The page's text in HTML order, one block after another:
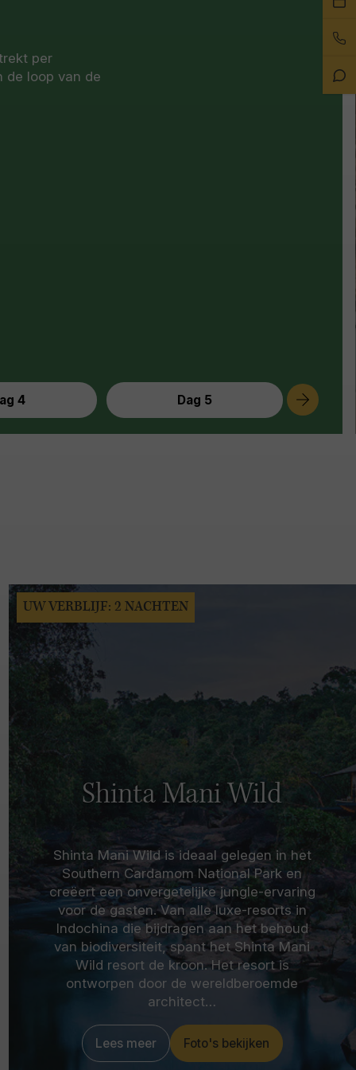
Bel
4 Dag 5
per
de loop van de
Shinta Mani Wild
Shinta Mani Wild is ideaal gelegen in het
Southern Cardamom National Park en
creëert een onvergetelijke jungle-ervaring
voor de gasten. Van alle luxe-resorts in
Indochina die bijdragen aan het behoud
van biodiversiteit, spant het Shinta Mani
Wild resort de kroon. Het resort is
ontworpen door de wereldberoemde
architect…
Lees meer Foto's bekijken
UW VERBLIJF: 2 NACHTEN